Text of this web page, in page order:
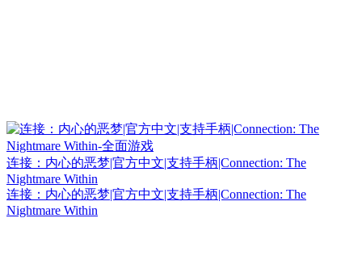
连接：内心的恶梦|官方中文|支持手柄|Connection: The
Nightmare Within
连接：内心的恶梦|官方中文|支持手柄|Connection: The
Nightmare Within